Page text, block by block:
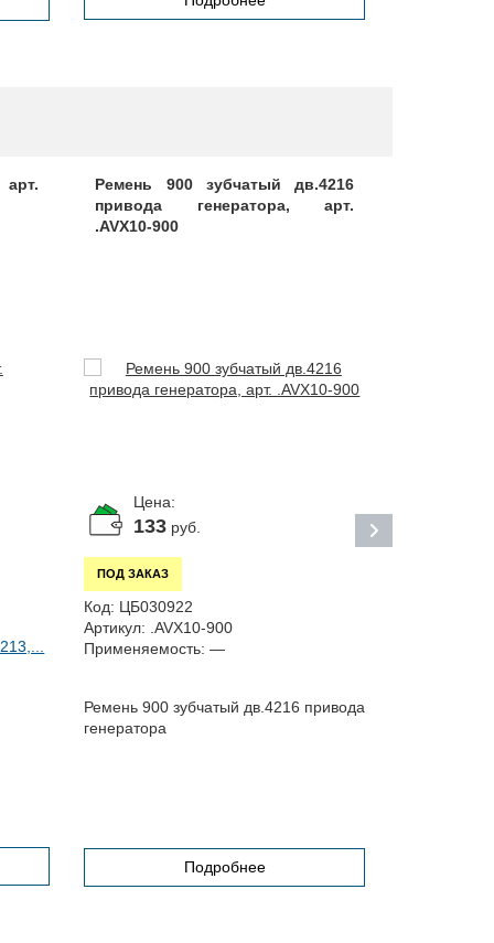
Ремень 900 зубчатый дв.4216
привода генератора, арт.
.AVX10-900
Цена:
133 руб.
ПОД ЗАКАЗ
Код: ЦБ030922
Артикул: .AVX10-900
Применяемость: —
Ремень 900 зубчатый дв.4216 привода
генератора
Подробнее